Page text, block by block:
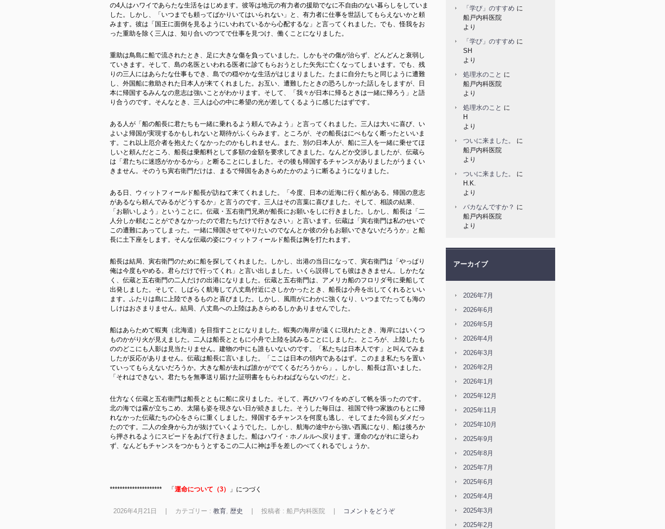
の4人はハワイであらたな生活をはじめます。彼等は地元の有力者の援助でなに不自由のない暮らしをしていま
した。しかし、「いつまでも頼ってばかりいてはいられない」と、有力者に仕事を世話してもらえないかと頼
みます。彼は「国王に面倒を見るようにいわれているから心配するな」と言ってくれました。でも、怪我をお
った重助を除く三人は、知り合いのつてで仕事を見つけ、働くことになりました。
重助は鳥島に船で流されたとき、足に大きな傷を負っていました。しかもその傷が治らず、どんどんと衰弱し
ていきます。そして、島の名医といわれる医者に診てもらおうとした矢先に亡くなってしまいます。でも、残
りの三人にはあらたな仕事もでき、島での穏やかな生活がはじまりました。たまに自分たちと同じように遭難
し、外国船に救助された日本人が来てくれました。お互い、遭難したときの恐ろしかった話しをしますが、日
本に帰国するみんなの意志は強いことがわかります。そして、「我々が日本に帰るときは一緒に帰ろう」と語
り合うのです。そんなとき、三人は心の中に希望の光が差してくるように感じたはずです。
ある人が「船の船長に君たちも一緒に乗れるよう頼んでみよう」と言ってくれました。三人は大いに喜び、い
よいよ帰国が実現するかもしれないと期待がふくらみます。ところが、その船長はにべもなく断ったといいま
す。これ以上厄介者を抱えたくなかったのかもしれません。また、別の日本人が、船に三人を一緒に乗せてほ
しいと頼んだところ、船長は乗船料として多額の金額を要求してきました。なんどか交渉しましたが、伝蔵ら
は「君たちに迷惑がかかるから」と断ることにしました。その後も帰国するチャンスがありましたがうまくい
きません。そのうち寅右衛門だけは、まるで帰国をあきらめたかのように断るようになりました。
ある日、ウィットフィールド船長が訪ねて来てくれました。
「今度、日本の近海に行く船がある。帰国の意志
があるなら頼んでみるがどうするか」と言うのです。三人はその言葉に喜びました。そして、相談の結果、
「お願いしよう」ということに。伝蔵・五右衛門兄弟が船長にお願いをしに行きました。しかし、船長は「二
人分しか頼むことができなかったので君たちだけで行きなさい」と言います。伝蔵は「寅右衛門は私のせいで
この遭難にあってしまった。一緒に帰国させてやりたいのでなんとか彼の分もお願いできないだろうか」と船
長に土下座をします。そんな伝蔵の姿にウィットフィールド船長は胸を打たれます。
船長は結局、寅右衛門のために船を探してくれました。
しかし、出港の当日になって、寅右衛門は「やっぱり
俺は今度もやめる。君らだけで行ってくれ」と言い出しました。いくら説得しても彼はききません。しかたな
く、伝蔵と五右衛門の二人だけの出港になりました。伝蔵と五右衛門は、アメリカ船のフロリダ号に乗船して
出発しました。そして、しばらく航海して八丈島付近にさしかかったとき、船長は小舟を出してくれるといい
ます。ふたりは島に上陸できるものと喜びました。しかし、風雨がにわかに強くなり、いつまでたっても海の
しけはおさまりません。結局、八丈島への上陸はあきらめるしかありませんでした。
船はあらためて蝦夷（北海道）を目指すことになりました。 蝦夷の海岸が遠くに現れたとき、海岸にはいくつ
ものかがり火が見えました。二人は船長とともに小舟で上陸を試みることにしました。ところが、上陸したも
ののどこにも人影は見当たりません。建物の中にも誰もいないのです。「私たちは日本人です」と叫んでみま
したが反応がありません。伝蔵は船長に言いました。「ここは日本の領内であるはず。このまま私たちを置い
ていってもらえないだろうか。大きな船が去れば誰かがでてくるだろうから」。しかし、船長は言いました。
「それはできない。君たちを無事送り届けた証明書をもらわねばならないのだ」と。
仕方なく伝蔵と五右衛門は船長とともに船に戻りました。そして、再びハワイをめざして帆を張ったのです。
北の海では霧が立ちこめ、太陽も姿を現さない日が続きました。そうした毎日は、祖国で待つ家族のもとに帰
れなかった伝蔵たちの心をさらに重くしました。帰国するチャンスを何度も逃し、そしてまた今回もダメだっ
たのです。二人の全身から力が抜けていくようでした。しかし、航海の途中から強い西風になり、船は後ろか
ら押されるようにスピードをあげて行きました。船はハワイ・ホノルルへ戻ります。運命のながれに逆らわ
ず、なんどもチャンスをつかもうとするこの二人に神は手を差しのべてくれるでしょうか。
********************* 「 運命について（3） 」につづく
2026年4月21日 カテゴリー : 教育, 歴史 投稿者 : 船戸内科医院 コメントをどうぞ
「学び」のすすめ に
船戸内科医院
より
「学び」のすすめ に
SH
より
処理水のこと に
船戸内科医院
より
処理水のこと に
H
より
ついに来ました。
に
船戸内科医院
より
ついに来ました。
に
H.K.
より
バカなんですか？ に
船戸内科医院
より
アーカイブ
2026年7月
2026年6月
2026年5月
2026年4月
2026年3月
2026年2月
2026年1月
2025年12月
2025年11月
2025年10月
2025年9月
2025年8月
2025年7月
2025年6月
2025年4月
2025年3月
2025年2月